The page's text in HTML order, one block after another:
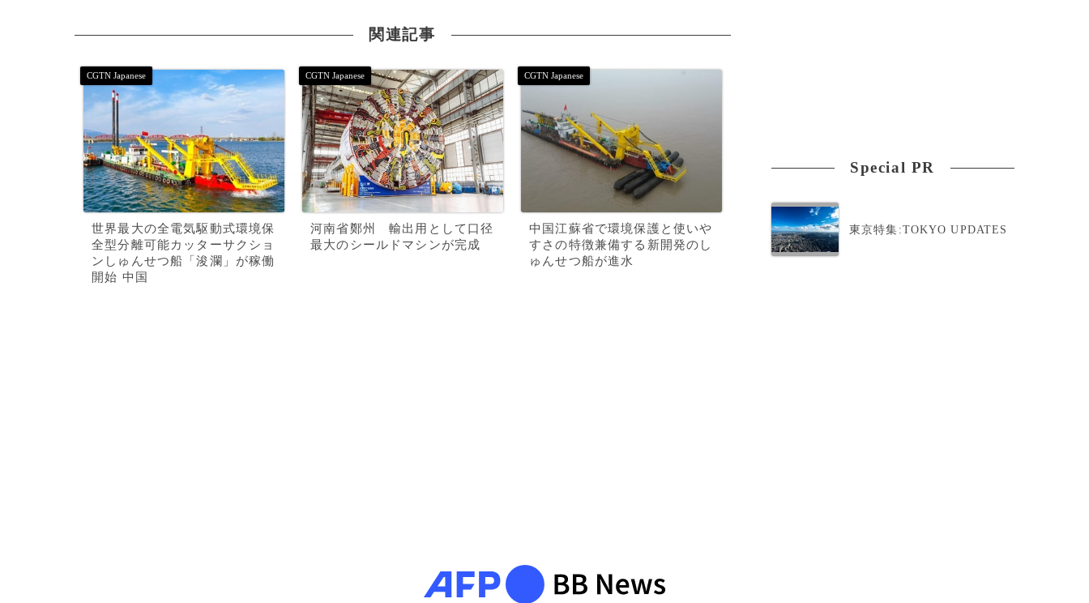
関連記事
世界最大の全電気駆動式環境保
全型分離可能カッターサクショ
ンしゅんせつ船「浚瀾」が稼働
開始 中国
河南省鄭州 輸出用として口径
最大のシールドマシンが完成
中国江蘇省で環境保護と使いや
すさの特徴兼備する新開発のし
ゅんせつ船が進水
Special PR
東京特集:TOKYO UPDATES